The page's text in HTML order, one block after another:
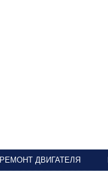
РЕМОНТ ДВИГАТЕЛЯ